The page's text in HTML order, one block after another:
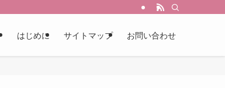
はじめに サイトマップ お問い合わせ